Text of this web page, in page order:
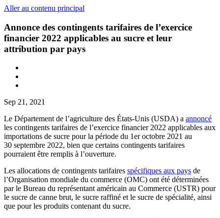
Aller au contenu principal
Annonce des contingents tarifaires de l’exercice
financier 2022 applicables au sucre et leur
attribution par pays
Sep 21, 2021
Le Département de l’agriculture des États-Unis (USDA) a annoncé
les contingents tarifaires de l’exercice financier 2022 applicables aux
importations de sucre pour la période du 1er octobre 2021 au
30 septembre 2022, bien que certains contingents tarifaires
pourraient être remplis à l’ouverture.
Les allocations de contingents tarifaires spécifiques aux pays de
l’Organisation mondiale du commerce (OMC) ont été déterminées
par le Bureau du représentant américain au Commerce (USTR) pour
le sucre de canne brut, le sucre raffiné et le sucre de spécialité, ainsi
que pour les produits contenant du sucre.